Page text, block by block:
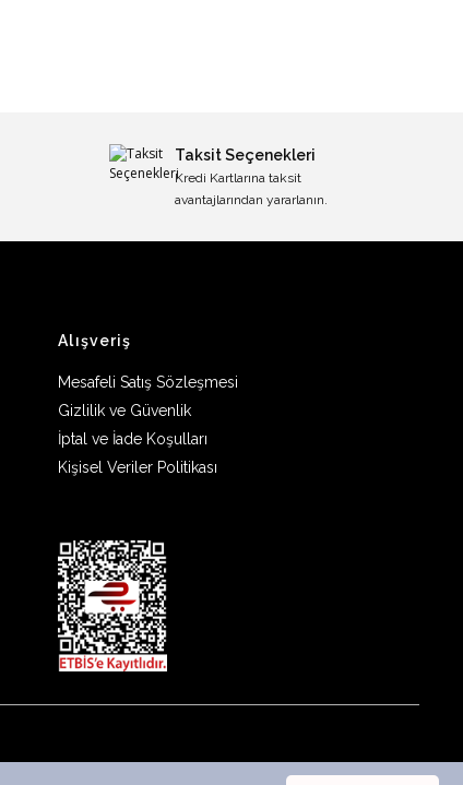
Taksit Seçenekleri
Kredi Kartlarına taksit
avantajlarından yararlanın.
Alışveriş
Mesafeli Satış Sözleşmesi
Gizlilik ve Güvenlik
İptal ve İade Koşulları
Kişisel Veriler Politikası